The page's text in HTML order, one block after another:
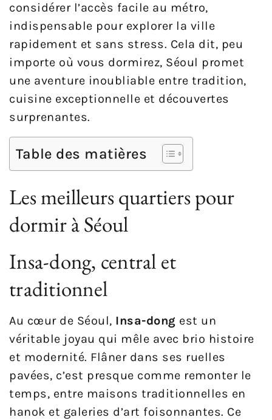
considérer l’accès facile au métro,
indispensable pour explorer la ville
rapidement et sans stress. Cela dit, peu
importe où vous dormirez, Séoul promet
une aventure inoubliable entre tradition,
cuisine exceptionnelle et découvertes
surprenantes.
Table des matières
Les meilleurs quartiers pour
dormir à Séoul
Insa-dong, central et
traditionnel
Au cœur de Séoul, Insa-dong est un
véritable joyau qui mêle avec brio histoire
et modernité. Flâner dans ses ruelles
pavées, c’est presque comme remonter le
temps, entre maisons traditionnelles en
hanok et galeries d’art foisonnantes. Ce